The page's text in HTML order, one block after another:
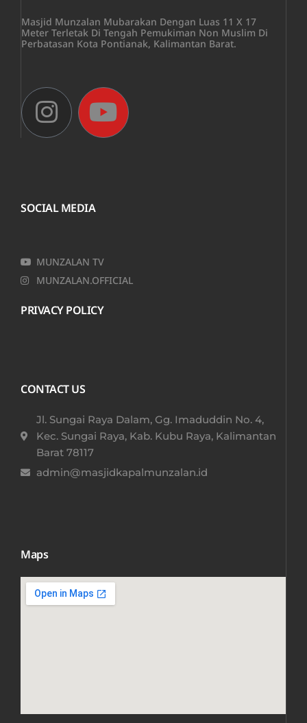
Masjid Munzalan Mubarakan Dengan Luas 11 X 17
Meter Terletak Di Tengah Pemukiman Non Muslim Di
Perbatasan Kota Pontianak, Kalimantan Barat.
SOCIAL MEDIA
MUNZALAN TV
MUNZALAN.OFFICIAL
PRIVACY POLICY
CONTACT US
Jl. Sungai Raya Dalam, Gg. Imaduddin No. 4,
Kec. Sungai Raya, Kab. Kubu Raya, Kalimantan
Barat 78117​
admin@masjidkapalmunzalan.id
Maps